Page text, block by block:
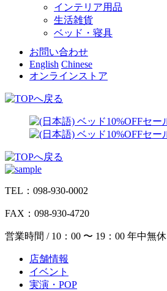
インテリア用品
生活雑貨
ベッド・寝具
お問い合わせ
English Chinese
オンラインストア
TEL：098-930-0002
FAX：098-930-4720
営業時間 / 10：00 〜 19：00 年中無休
店舗情報
イベント
実演・POP